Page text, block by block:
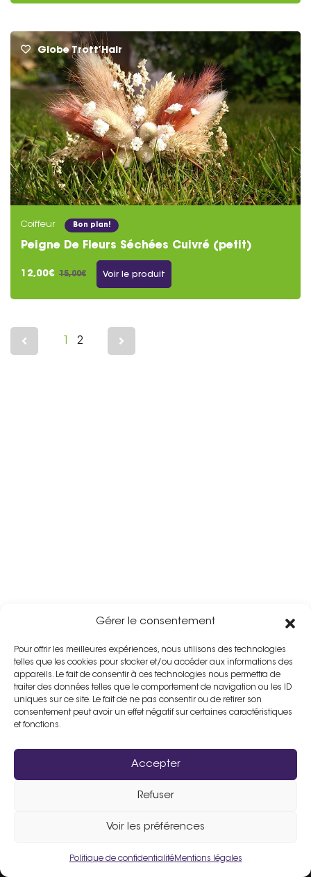
Gérer le consentement
Pour offrir les meilleures expériences, nous utilisons des technologies
telles que les cookies pour stocker et/ou accéder aux informations des
appareils. Le fait de consentir à ces technologies nous permettra de
traiter des données telles que le comportement de navigation ou les ID
uniques sur ce site. Le fait de ne pas consentir ou de retirer son
consentement peut avoir un effet négatif sur certaines caractéristiques
et fonctions.
Accepter
Refuser
Voir les préférences
Politique de confidentialitéMentions légales
Globe Trott’Hair
Coiffeur Bon plan!
Peigne De Fleurs Séchées Cuivré (petit)
12,00€ 15,00€ Voir le produit
2
Un site fièrement propulsé parFlers Agglo.